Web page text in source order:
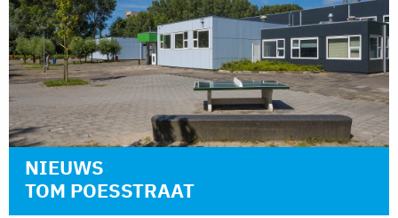
NIEUWS
TOM POESSTRAAT